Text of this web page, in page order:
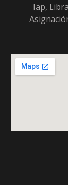
Iap,